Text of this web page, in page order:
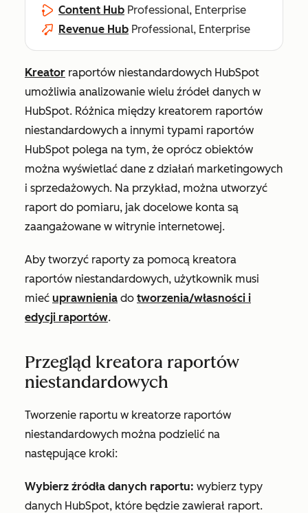
Content Hub Professional, Enterprise
Revenue Hub Professional, Enterprise
Kreator raportów niestandardowych HubSpot
umożliwia analizowanie wielu źródeł danych w
HubSpot. Różnica między kreatorem raportów
niestandardowych a innymi typami raportów
HubSpot polega na tym, że oprócz obiektów
można wyświetlać dane z działań marketingowych
i sprzedażowych. Na przykład, można utworzyć
raport do pomiaru, jak docelowe konta są
zaangażowane w witrynie internetowej.
Aby tworzyć raporty za pomocą kreatora
raportów niestandardowych, użytkownik musi
mieć uprawnienia do tworzenia/własności i
edycji raportów.
Przegląd kreatora raportów
niestandardowych
Tworzenie raportu w kreatorze raportów
niestandardowych można podzielić na
następujące kroki:
Wybierz źródła danych raportu: wybierz typy
danych HubSpot, które będzie zawierał raport.